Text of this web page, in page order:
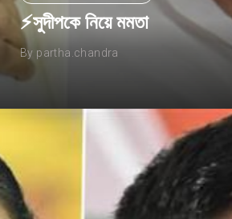
⚡সুদীপকে নিয়ে মমতা
By partha.chandra